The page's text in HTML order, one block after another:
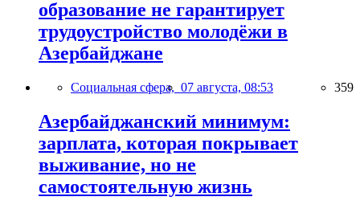
образование не гарантирует
трудоустройство молодёжи в
Азербайджане
Социальная сфера, 07 августа, 08:53 359
Азербайджанский минимум:
зарплата, которая покрывает
выживание, но не
самостоятельную жизнь